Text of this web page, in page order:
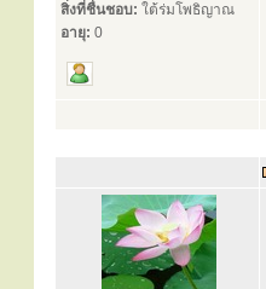
สิ่งที่ชื่นชอบ: ใต้ร่มโพธิญาณ
อายุ: 0